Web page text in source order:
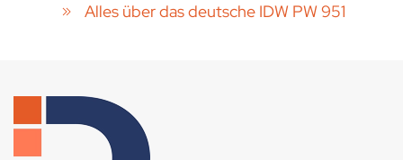
Alles über das deutsche IDW PW 951